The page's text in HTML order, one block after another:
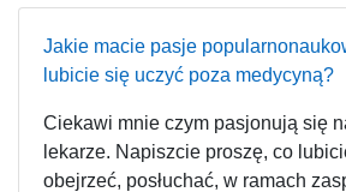
Jakie macie pasje
lubicie się uczyć poza medycyną?
Ciekawi mnie czym pasjonują się
lekarze. Napiszcie proszę, co
obejrzeć, posłuchać, w ramach